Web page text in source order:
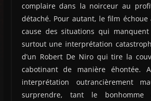
complaire dans la noirceur au
détaché. Pour autant, le film échoue
cause des situations qui
surtout une interprétation
d’un Robert De Niro qui tire la
cabotinant de manière éhontée.
interprétation outrancièrement
surprendre, tant le bonhomme